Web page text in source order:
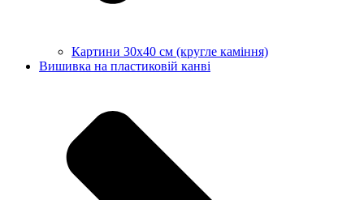
Картини 30х40 см (кругле каміння)
Вишивка на пластиковій канві